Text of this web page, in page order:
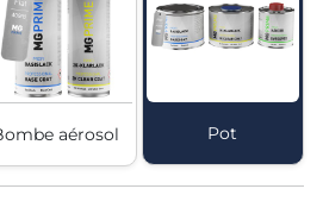
aérosol Pot